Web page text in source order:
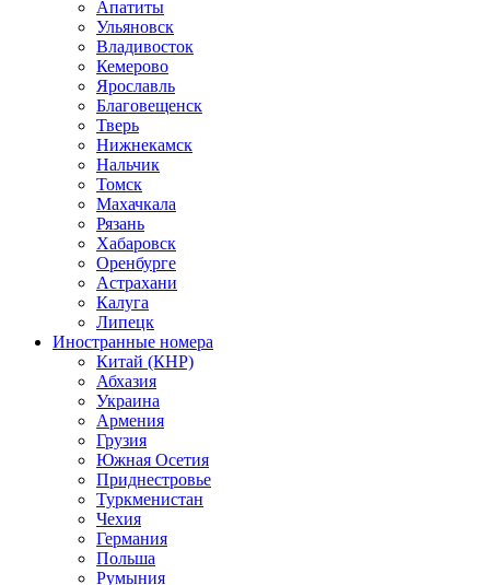
Апатиты
Ульяновск
Владивосток
Кемерово
Ярославль
Благовещенск
Тверь
Нижнекамск
Нальчик
Томск
Махачкала
Рязань
Хабаровск
Оренбурге
Астрахани
Калуга
Липецк
Иностранные номера
Китай (КНР)
Абхазия
Украина
Армения
Грузия
Южная Осетия
Приднестровье
Туркменистан
Чехия
Германия
Польша
Румыния